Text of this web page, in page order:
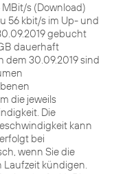
s (Download)
56 kbit/s im Up- und
gebucht
dauerhaft
30.09.2019 sind
die jeweils
Die
kann
bei
wenn Sie die
Laufzeit kündigen.